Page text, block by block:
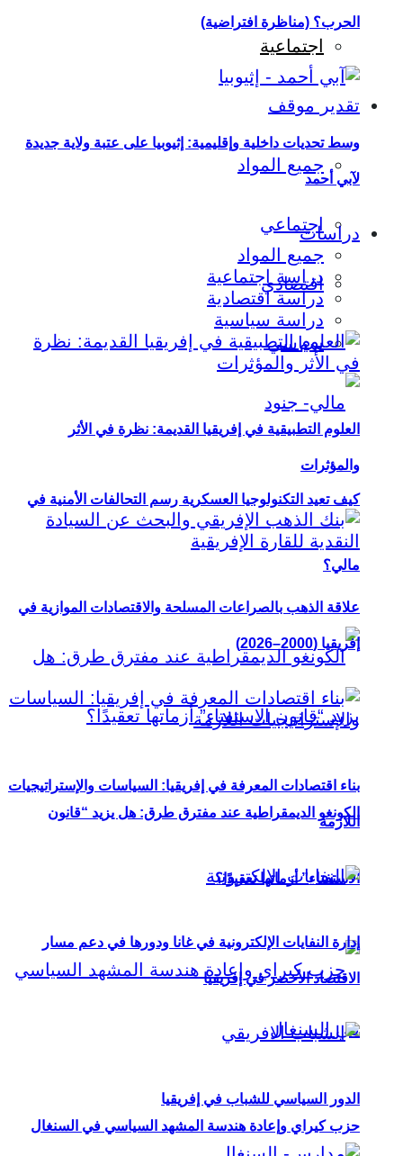
اجتماعية
تقدير موقف
جميع المواد
اجتماعي
اقتصادي
سياسي
كيف تعيد التكنولوجيا العسكرية رسم التحالفات الأمنية في
مالي؟
الكونغو الديمقراطية عند مفترق طرق: هل يزيد “قانون
الاستفتاء” أزماتها تعقيدًا؟
حزب كيراي وإعادة هندسة المشهد السياسي في السنغال
الحرب؟ (مناظرة افتراضية)
وسط تحديات داخلية وإقليمية: إثيوبيا على عتبة ولاية جديدة
لآبي أحمد
دراسات
جميع المواد
دراسة اجتماعية
دراسة اقتصادية
دراسة سياسية
العلوم التطبيقية في إفريقيا القديمة: نظرة في الأثر
والمؤثرات
علاقة الذهب بالصراعات المسلحة والاقتصادات الموازية في
إفريقيا (2000–2026)
بناء اقتصادات المعرفة في إفريقيا: السياسات والإستراتيجيات
اللازمة
إدارة النفايات الإلكترونية في غانا ودورها في دعم مسار
الاقتصاد الأخضر في إفريقيا
الدور السياسي للشباب في إفريقيا